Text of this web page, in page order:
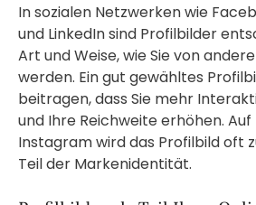
In sozialen Netzwerken wie
und LinkedIn sind Profilbilder
Art und Weise, wie Sie von
werden. Ein gut gewähltes
beitragen, dass Sie mehr
und Ihre Reichweite erhöhen.
Instagram wird das Profilbild oft
Teil der Markenidentität.